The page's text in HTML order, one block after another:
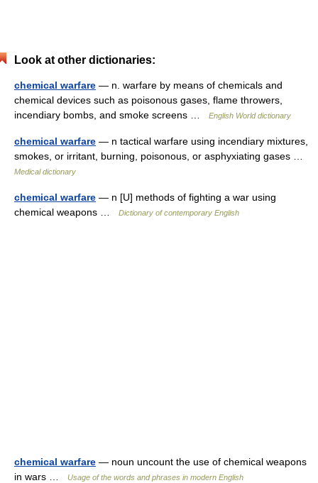
Look at other dictionaries:
chemical warfare — n. warfare by means of chemicals and
chemical devices such as poisonous gases, flame throwers,
incendiary bombs, and smoke screens …
English World dictionary
chemical warfare — n tactical warfare using incendiary mixtures,
smokes, or irritant, burning, poisonous, or asphyxiating gases …
Medical dictionary
chemical warfare — n [U] methods of fighting a war using
chemical weapons …
Dictionary of contemporary English
chemical warfare — noun uncount the use of chemical weapons
in wars …
Usage of the words and phrases in modern English